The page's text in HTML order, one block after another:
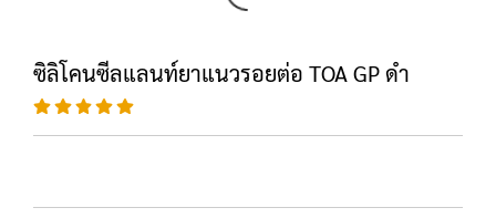
ซิลิโคนซีลแลนท์ยาแนวรอยต่อ TOA GP ดำ